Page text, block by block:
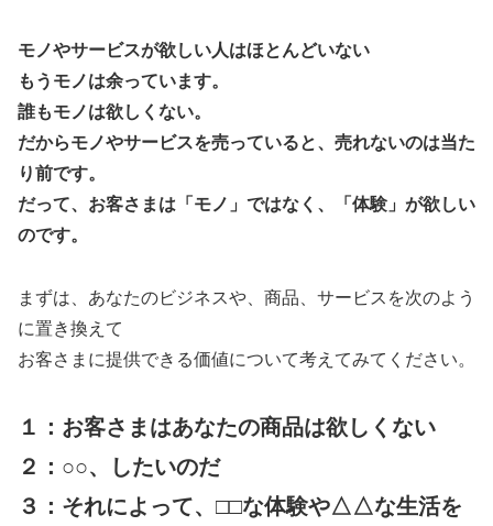
モノやサービスが欲しい人はほとんどいない
もうモノは余っています。
誰もモノは欲しくない。
だからモノやサービスを売っていると、売れないのは当た
り前です。
だって、お客さまは「モノ」ではなく、「体験」が欲しい
のです。
まずは、あなたのビジネスや、商品、サービスを次のよう
に置き換えて
お客さまに提供できる価値について考えてみてください。
１：お客さまはあなたの商品は欲しくない
２：○○、したいのだ
３：それによって、□□な体験や△△な生活を